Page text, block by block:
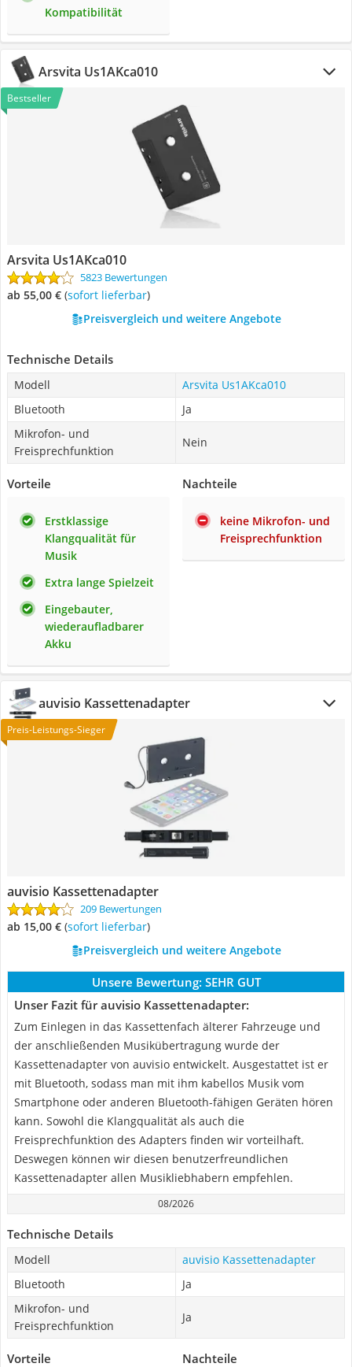
Kompatibilität
Arsvita Us1AKca010
Bestseller
Arsvita Us1AKca010
5823 Bewertungen
ab 55,00 € ( Sofort lieferbar)
Preisvergleich und weitere Angebote
Technische Details
Modell
Arsvita Us1AKca010
Bluetooth
Ja
Mikrofon- und
Freisprechfunktion
Nein
Vorteile
Erstklassige
Klangqualität für
Musik
Extra lange Spielzeit
Eingebauter,
wiederaufladbarer
Akku
Nachteile
keine Mikrofon- und
Freisprechfunktion
auvisio Kassettenadapter
Preis-Leistungs-Sieger
auvisio Kassettenadapter
209 Bewertungen
ab 15,00 € ( Sofort lieferbar)
Preisvergleich und weitere Angebote
Unsere Bewertung: SEHR GUT
Unser Fazit für auvisio Kassettenadapter:
Zum Einlegen in das Kassettenfach älterer Fahrzeuge und
der anschließenden Musikübertragung wurde der
Kassettenadapter von auvisio entwickelt. Ausgestattet ist er
mit Bluetooth, sodass man mit ihm kabellos Musik vom
Smartphone oder anderen Bluetooth-fähigen Geräten hören
kann. Sowohl die Klangqualität als auch die
Freisprechfunktion des Adapters finden wir vorteilhaft.
Deswegen können wir diesen benutzerfreundlichen
Kassettenadapter allen Musikliebhabern empfehlen.
08/2026
Technische Details
Modell
auvisio Kassettenadapter
Bluetooth
Ja
Mikrofon- und
Freisprechfunktion
Ja
Vorteile Nachteile